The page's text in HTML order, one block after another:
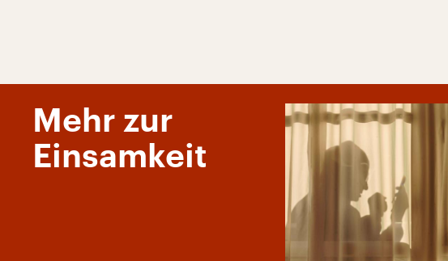
Mehr zur
Einsamkeit